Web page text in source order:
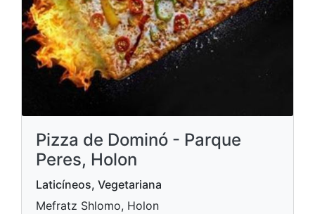
Pizza de Dominó - Parque
Peres, Holon
Laticíneos, Vegetariana
Mefratz Shlomo, Holon